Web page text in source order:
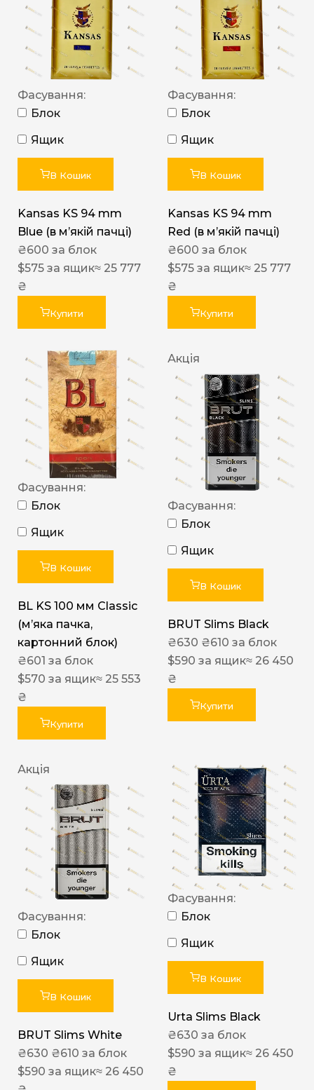
Фасування:
Блок
Ящик
В Кошик
Kansas KS 94 mm
Blue (в мʼякій пачці)
₴600 за блок
$575 за ящик≈ 25 777
₴
Купити
Фасування:
Блок
Ящик
В Кошик
Kansas KS 94 mm
Red (в мʼякій пачці)
₴600 за блок
$575 за ящик≈ 25 777
₴
Купити
Фасування:
Блок
Ящик
В Кошик
BL KS 100 мм Classic
(м’яка пачка,
картонний блок)
₴601 за блок
$570 за ящик≈ 25 553
₴
Купити
Акція
Фасування:
Блок
Ящик
В Кошик
BRUT Slims Black
₴630 ₴610 за блок
$590 за ящик≈ 26 450
₴
Купити
Акція
Фасування:
Блок
Ящик
В Кошик
BRUT Slims White
₴630 ₴610 за блок
$590 за ящик≈ 26 450
Фасування:
Блок
Ящик
В Кошик
Urta Slims Black
₴630 за блок
$590 за ящик≈ 26 450
₴